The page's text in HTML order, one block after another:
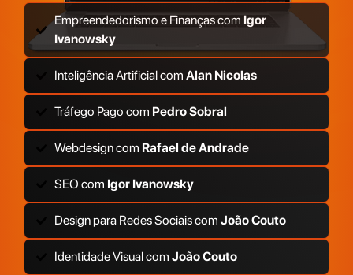
Empreendedorismo e Finanças com Igor
Ivanowsky
Inteligência Artificial com Alan Nicolas
Tráfego Pago com Pedro Sobral
Webdesign com Rafael de Andrade
SEO com Igor Ivanowsky
Design para Redes Sociais com João Couto
Identidade Visual com João Couto